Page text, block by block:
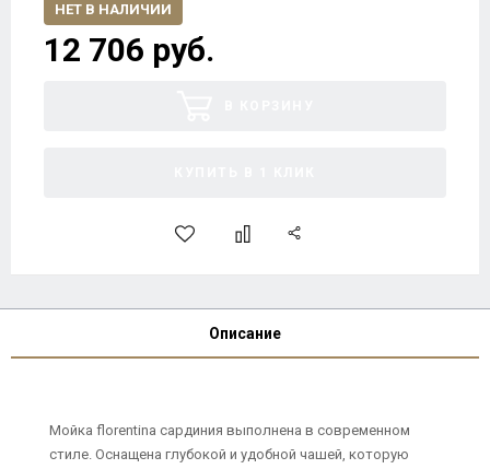
НЕТ В НАЛИЧИИ
12 706 руб.
Описание
Мойка florentina сардиния выполнена в современном
стиле. Оснащена глубокой и удобной чашей, которую